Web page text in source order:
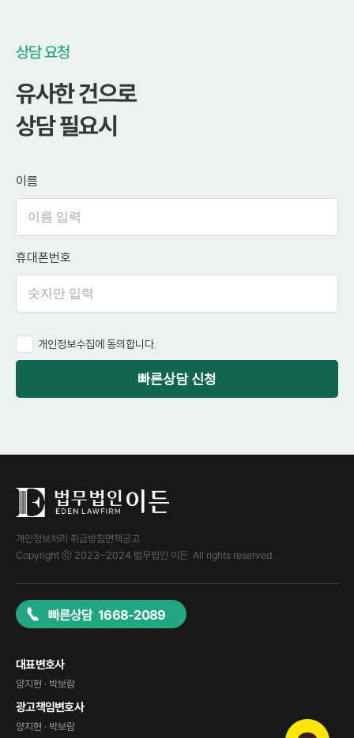
상담 요청
유사한 건으로
상담 필요시
이름
휴대폰번호
개인정보수집에 동의합니다.
빠른상담 신청
개인정보처리 취급방침면책공고
Copyright ⓒ 2023~2024 법무법인 이든. All rights reserved.
빠른상담 1668-2089
대표변호사
양지현 · 박보람
광고책임변호사
양지현 · 박보람